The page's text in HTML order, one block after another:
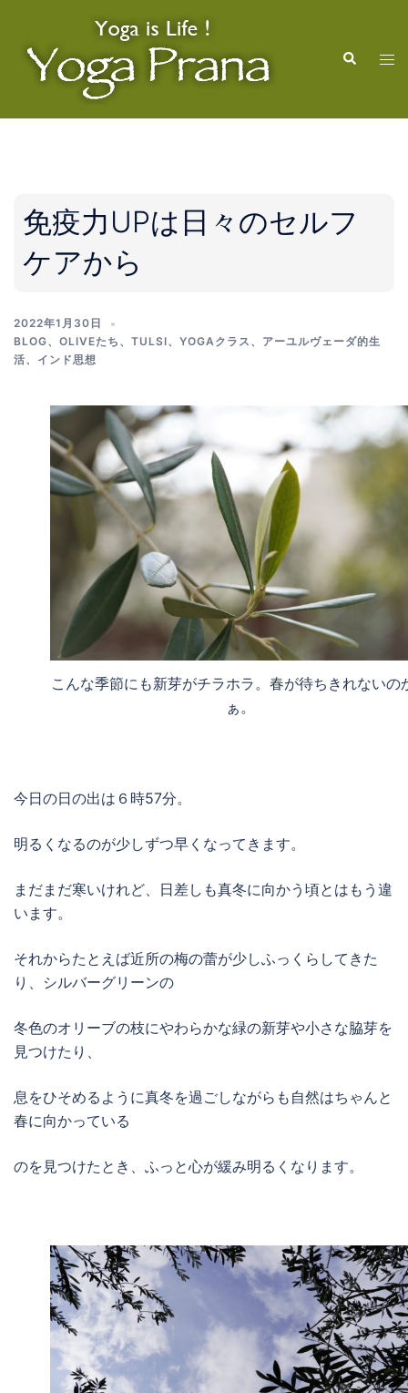
検
索
ト
免疫力UPは日々のセルフ
ケアから
2022年1月30日
BLOG、 OLIVEたち 、 TULSI、 YOGAクラス 、 アーユルヴェーダ的生
活、 インド思想
こんな季節にも新芽がチラホラ。春が待ちきれないの
ぁ。
今日の日の出は６時57分。
明るくなるのが少しずつ早くなってきます。
まだまだ寒いけれど、日差しも真冬に向かう頃とはもう違
います。
それからたとえば近所の梅の蕾が少しふっくらしてきた
り、シルバーグリーンの
冬色のオリーブの枝にやわらかな緑の新芽や小さな脇芽を
見つけたり、
息をひそめるように真冬を過ごしながらも自然はちゃんと
春に向かっている
のを見つけたとき、ふっと心が緩み明るくなります。